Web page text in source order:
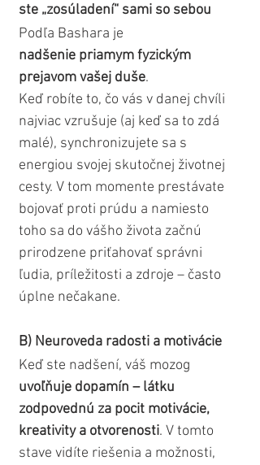
ste „zosúladení“ sami so sebou
Podľa Bashara je
nadšenie priamym fyzickým
prejavom vašej duše.
Keď robíte to, čo vás v danej chvíli
najviac vzrušuje (aj keď sa to zdá
malé), synchronizujete sa s
energiou svojej skutočnej životnej
cesty. V tom momente prestávate
bojovať proti prúdu a namiesto
toho sa do vášho života začnú
prirodzene priťahovať správni
ľudia, príležitosti a zdroje – často
úplne nečakane.
B) Neuroveda radosti a motivácie
Keď ste nadšení, váš mozog
uvoľňuje dopamín – látku
zodpovednú za pocit motivácie,
kreativity a otvorenosti. V tomto
stave vidíte riešenia a možnosti,